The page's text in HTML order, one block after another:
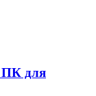
ПК для